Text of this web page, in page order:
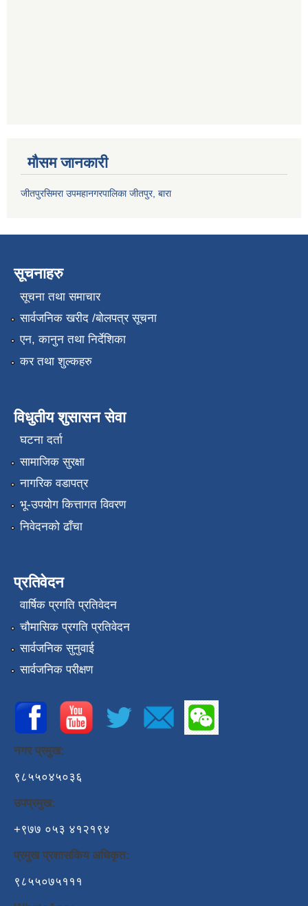
मौसम जानकारी
जीतपुरसिमरा उपमहानगरपालिका जीतपुर, बारा
सूचनाहरु
सूचना तथा समाचार
सार्वजनिक खरीद /बोलपत्र सूचना
एन, कानुन तथा निर्देशिका
कर तथा शुल्कहरु
विधुतीय शुसासन सेवा
घटना दर्ता
सामाजिक सुरक्षा
नागरिक वडापत्र
भू-उपयोग कित्तागत विवरण
निवेदनको ढाँचा
प्रतिवेदन
वार्षिक प्रगति प्रतिवेदन
चौमासिक प्रगति प्रतिवेदन
सार्वजनिक सुनुवाई
सार्वजनिक परीक्षण
नगर प्रमुख:
९८५५०४५०३६
उपप्रमुख:
+९७७ ०५३ ४१२१९४
प्रमुख प्रशासकिय अधिकृत:
९८५५०७५१११